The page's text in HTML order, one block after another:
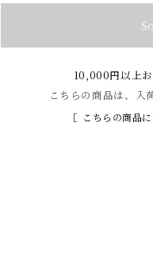
10,000円以上
こちらの商品は、入
こちらの商品